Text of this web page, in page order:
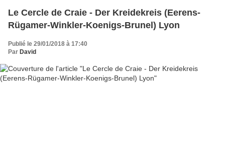
Le Cercle de Craie - Der Kreidekreis (Eerens-
Rügamer-Winkler-Koenigs-Brunel) Lyon
Publié le 29/01/2018 à 17:40
Par David